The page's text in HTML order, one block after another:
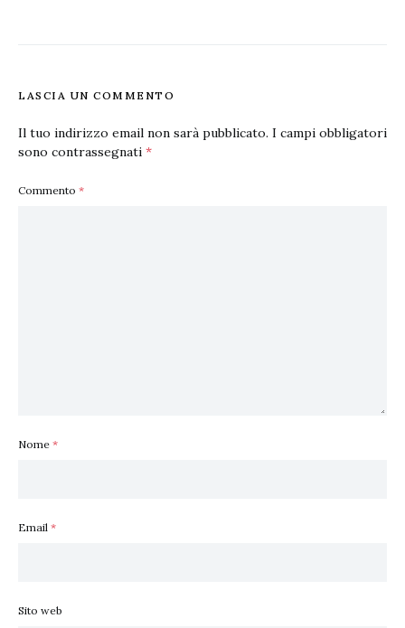
LASCIA UN COMMENTO
Il tuo indirizzo email non sarà pubblicato. I campi obbligatori
sono contrassegnati *
Commento *
Nome *
Email *
Sito web